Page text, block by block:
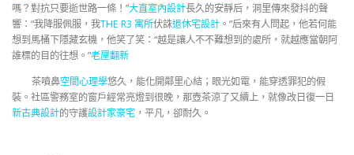
嗎？對抗只要逝世路一條！”大直室內設計長久的安靜后，洞里傳來發抖的聲
響：“我降服佩服，我THE R3 寓所伏誅退休宅設計 。”后來有人問起，他若何能
想到馬桶下隱藏玄機，他笑了笑：“越是讓人不不難想到的處所，就越應當朝阿
誰標的目的往想。”老屋翻新
茶噴鼻空間心理學悠久，能化開鄰里心結；眼光如電，能穿透罪犯的假
裝。社區警務室的窗戶經常亮燈到很晚，那壺茶涼了又續上，就像改日復一日
新古典設計的守護設計家豪宅 ，平凡，卻耐久。